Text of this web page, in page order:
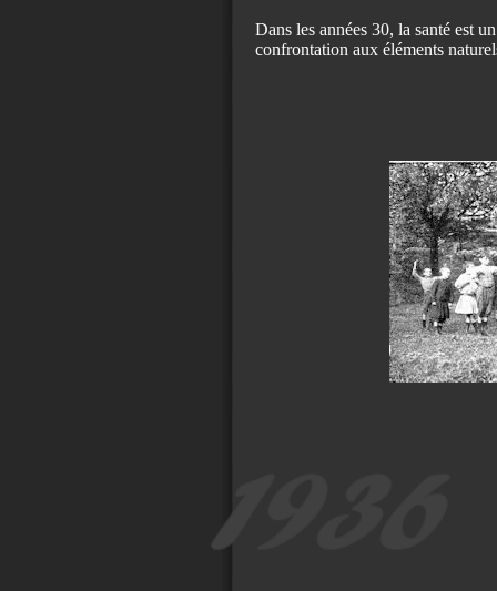
Dans les années 30, la santé est
confrontation aux éléments